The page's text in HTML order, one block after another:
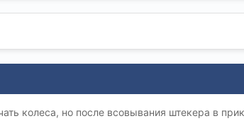
колеса, но после всовывания штекера в